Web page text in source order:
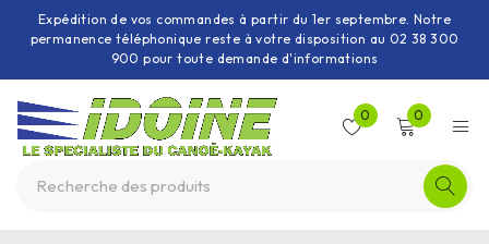
Expédition de vos commandes à partir du 1er septembre. Notre
permanence téléphonique reste à votre disposition au 02 38 300
900 pour toute demande d'informations
0 0